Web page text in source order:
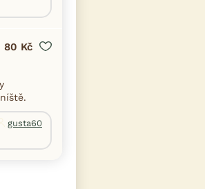
80 Kč
gusta60